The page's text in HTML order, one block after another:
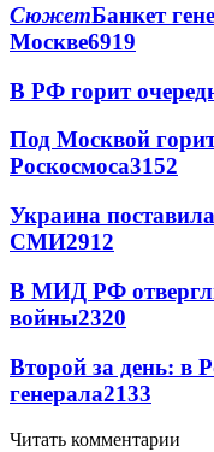
СюжетБанкет
Москве6919
В РФ горит
Под Москвой
Роскосмоса3152
Украина
СМИ2912
В МИД РФ
войны2320
Второй за день: в
генерала2133
Читать комментарии